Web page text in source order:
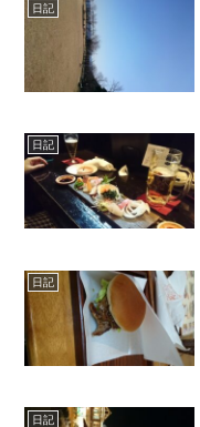
日記
日記
日記
日記